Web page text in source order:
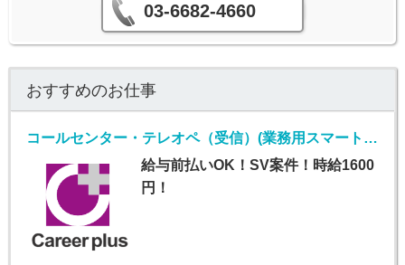
03-6682-4660
おすすめのお仕事
コールセンター・テレオペ（受信）(業務用スマートフォンに関する紛失等問い合わせ窓口)
給与前払いOK！SV案件！時給1600
円！